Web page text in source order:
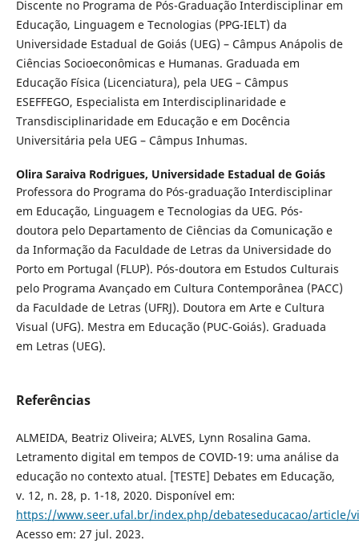
Discente no Programa de Pós-Graduação Interdisciplinar em
Educação, Linguagem e Tecnologias (PPG-IELT) da
Universidade Estadual de Goiás (UEG) – Câmpus Anápolis de
Ciências Socioeconômicas e Humanas. Graduada em
Educação Física (Licenciatura), pela UEG – Câmpus
ESEFFEGO, Especialista em Interdisciplinaridade e
Transdisciplinaridade em Educação e em Docência
Universitária pela UEG – Câmpus Inhumas.
Olira Saraiva Rodrigues, Universidade Estadual de Goiás
Professora do Programa do Pós-graduação Interdisciplinar
em Educação, Linguagem e Tecnologias da UEG. Pós-
doutora pelo Departamento de Ciências da Comunicação e
da Informação da Faculdade de Letras da Universidade do
Porto em Portugal (FLUP). Pós-doutora em Estudos Culturais
pelo Programa Avançado em Cultura Contemporânea (PACC)
da Faculdade de Letras (UFRJ). Doutora em Arte e Cultura
Visual (UFG). Mestra em Educação (PUC-Goiás). Graduada
em Letras (UEG).
Referências
ALMEIDA, Beatriz Oliveira; ALVES, Lynn Rosalina Gama.
Letramento digital em tempos de COVID-19: uma análise da
educação no contexto atual. [TESTE] Debates em Educação,
v. 12, n. 28, p. 1-18, 2020. Disponível em:
https://www.seer.ufal.br/index.php/debateseducacao/article/
Acesso em: 27 jul. 2023.